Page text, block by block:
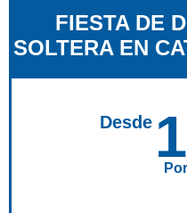
FIESTA DE
SOLTERA EN
Desde